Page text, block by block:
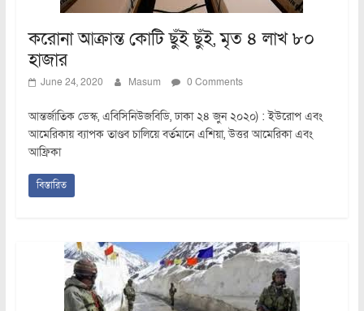
করোনা আক্রান্ত কোটি ছুঁই ছুঁই, মৃত ৪ লাখ ৮০
হাজার
June 24, 2020 Masum 0 Comments
আন্তর্জাতিক ডেস্ক, এবিসিনিউজবিডি, ঢাকা ২৪ জুন ২০২০) : ইউরোপ এবং
আমেরিকায় ব্যাপক তাণ্ডব চালিয়ে বর্তমানে এশিয়া, উত্তর আমেরিকা এবং
আফ্রিকা
বিস্তারিত